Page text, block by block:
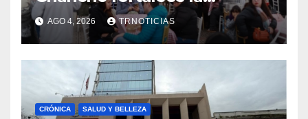
economía local con positivo
impacto en la hotelería y el
emprendimiento
AGO 4, 2026 TRNOTICIAS
CRÓNICA SALUD Y BELLEZA